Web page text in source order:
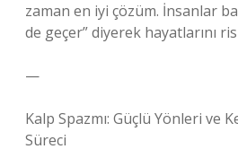
zaman en iyi çözüm. İnsanlar
de geçer” diyerek hayatlarını
—
Kalp Spazmı: Güçlü Yönleri ve
Süreci